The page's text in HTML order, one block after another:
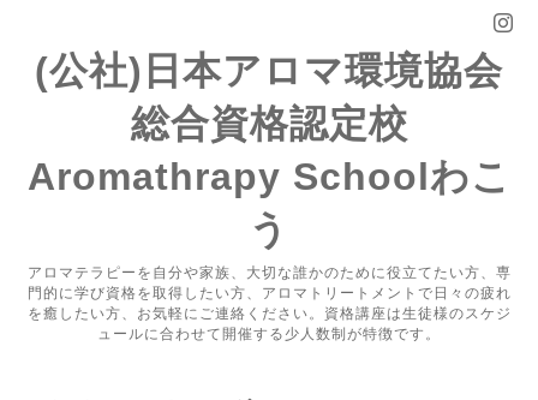
(公社)日本アロマ環境協会
総合資格認定校
Aromathrapy Schoolわこ
う
アロマテラピーを自分や家族、大切な誰かのために役立てたい方、専
門的に学び資格を取得したい方、アロマトリートメントで日々の疲れ
を癒したい方、お気軽にご連絡ください。資格講座は生徒様のスケジ
ュールに合わせて開催する少人数制が特徴です。